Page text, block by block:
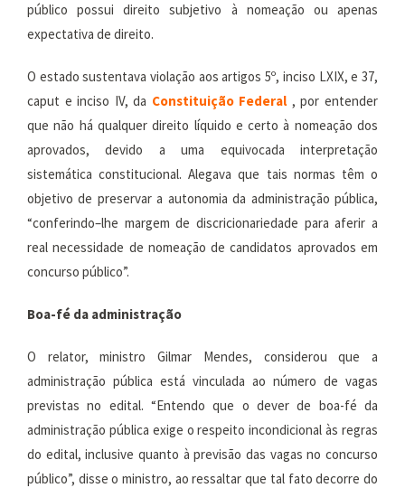
público possui direito subjetivo à nomeação ou apenas
expectativa de direito.
O estado sustentava violação aos artigos 5º, inciso LXIX, e 37,
caput e inciso IV, da Constituição Federal , por entender
que não há qualquer direito líquido e certo à nomeação dos
aprovados, devido a uma equivocada interpretação
sistemática constitucional. Alegava que tais normas têm o
objetivo de preservar a autonomia da administração pública,
“conferindo–lhe margem de discricionariedade para aferir a
real necessidade de nomeação de candidatos aprovados em
concurso público”.
Boa-fé da administração
O relator, ministro Gilmar Mendes, considerou que a
administração pública está vinculada ao número de vagas
previstas no edital. “Entendo que o dever de boa-fé da
administração pública exige o respeito incondicional às regras
do edital, inclusive quanto à previsão das vagas no concurso
público”, disse o ministro, ao ressaltar que tal fato decorre do